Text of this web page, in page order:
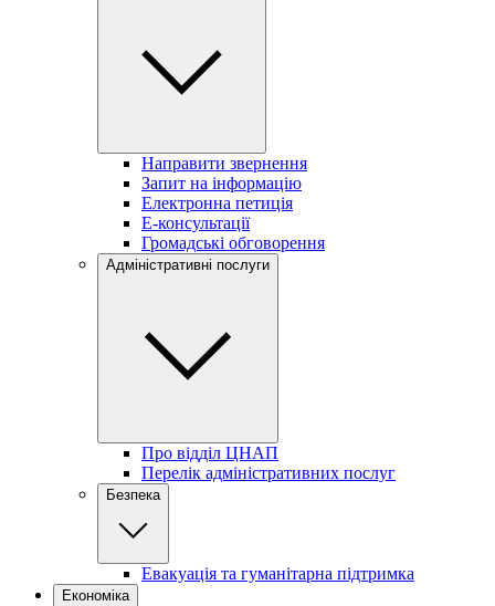
Направити звернення
Запит на інформацію
Електронна петиція
Е-консультації
Громадські обговорення
Адміністративні послуги
Про відділ ЦНАП
Перелік адміністративних послуг
Безпека
Евакуація та гуманітарна підтримка
Економіка